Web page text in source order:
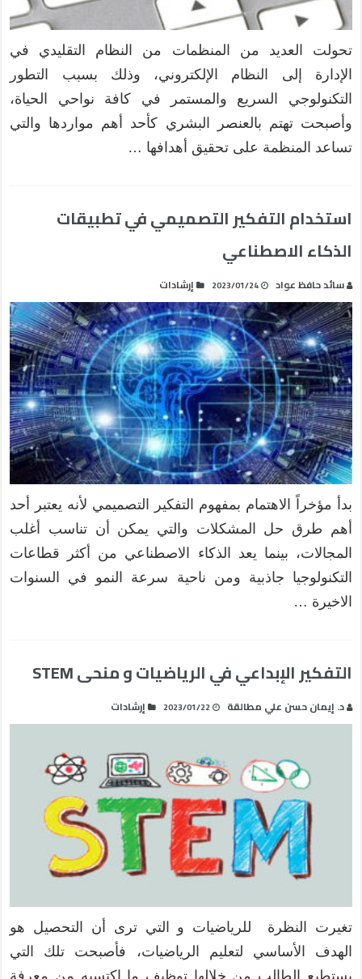
تحولت العديد من المنظمات من النظام التقليدي في
الإدارة إلى النظام الإلكتروني، وذلك بسبب التطور
التكنولوجي السريع والمستمر في كافة نواحي الحياة،
وأصبحت تهتم بالعنصر البشري كأحد أهم مواردها والتي
تساعد المنظمة على تحقيق أهدافها …
استخدام التفكير التصميمي في تطبيقات
الذكاء الاصطناعي
سائد حافظ عواد 2023/01/24 إرشادات
بدأ مؤخراً الاهتمام بمفهوم التفكير التصميمي لأنه يعتبر أحد
أهم طرق حل المشكلات والتي يمكن أن تناسب أغلب
المجالات، بينما يعد الذكاء الاصطناعي من أكثر قطاعات
التكنولوجيا جاذبية ومن ناحية سرعة النمو في السنوات
الاخيرة …
التفكير الإبداعي في الرياضيات و منحى STEM
د. إيمان حسن علي مطالقة 2023/01/22 إرشادات
تغيرت النظرة للرياضيات و التي ترى أن التحصيل هو
الهدف الأساسي لتعليم الرياضيات، فأصبحت تلك التي
يستطيع الطالب من خلالها توظيف ما اكتسبه من معرفة